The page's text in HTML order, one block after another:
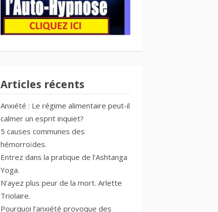
Articles récents
Anxiété : Le régime alimentaire peut-il
calmer un esprit inquiet?
5 causes communes des
hémorroïdes.
Entrez dans la pratique de l’Ashtanga
Yoga.
N’ayez plus peur de la mort. Arlette
Triolaire.
Pourquoi l’anxiété provoque des